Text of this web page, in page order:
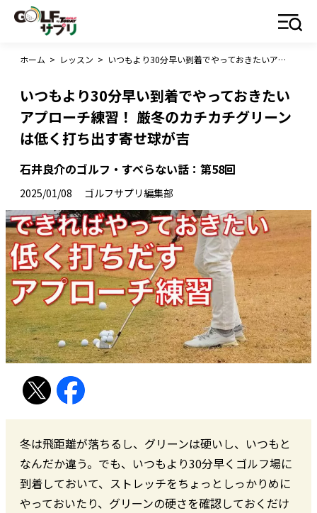
ホーム > レッスン > いつもより30分早い到着でやっておきたいアプローチ練習！ 厳冬のカチカチグリーンは低く打ち出す寄せ球が吉
いつもより30分早い到着でやっておきたい
アプローチ練習！ 厳冬のカチカチグリーン
は低く打ち出す寄せ球が吉
石井良介のゴルフ・すべらない話：第58回
2025/01/08 ゴルフサプリ編集部
冬は飛距離が落ちるし、グリーンは硬いし、いつもと
なんだか違う。でも、いつもより30分早くゴルフ場に
到着しておいて、ストレッチをちょっとしっかりめに
やっておいたり、グリーンの硬さを確認しておくだけ